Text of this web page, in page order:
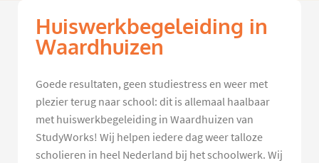
Huiswerkbegeleiding in
Waardhuizen
Goede resultaten, geen studiestress en weer met
plezier terug naar school: dit is allemaal haalbaar
met huiswerkbegeleiding in Waardhuizen van
StudyWorks! Wij helpen iedere dag weer talloze
scholieren in heel Nederland bij het schoolwerk. Wij